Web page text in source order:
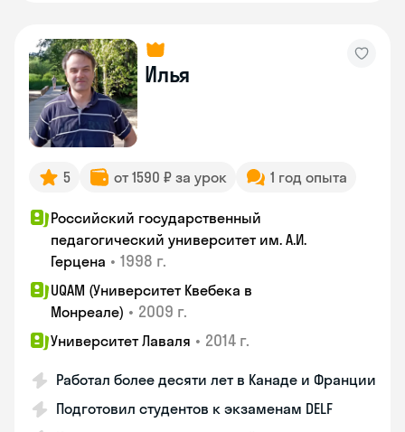
Илья
5 от 1590 ₽ за урок 1 год опыта
Российский государственный
педагогический университет им. А.И.
Герцена • 1998 г.
UQAM (Университет Квебека в
Монреале) • 2009 г.
Университет Лаваля • 2014 г.
Работал более десяти лет в Канаде и Франции
Подготовил студентов к экзаменам DELF